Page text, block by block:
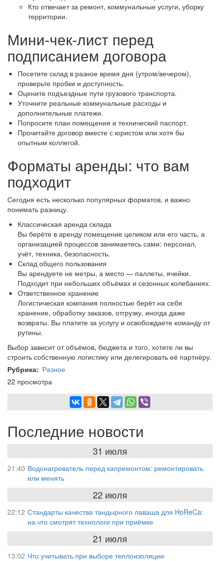
Кто отвечает за ремонт, коммунальные услуги, уборку
территории.
Мини-чек‑лист перед
подписанием договора
Посетите склад в разное время дня (утром/вечером),
проверьте пробки и доступность.
Оцените подъездные пути грузового транспорта.
Уточните реальные коммунальные расходы и
дополнительные платежи.
Попросите план помещения и технический паспорт.
Прочитайте договор вместе с юристом или хотя бы
опытным коллегой.
Форматы аренды: что вам
подходит
Сегодня есть несколько популярных форматов, и важно
понимать разницу.
Классическая аренда склада
Вы берёте в аренду помещение целиком или его часть, а
организацией процессов занимаетесь сами: персонал,
учёт, техника, безопасность.
Склад общего пользования
Вы арендуете не метры, а место — паллеты, ячейки.
Подходит при небольших объёмах и сезонных колебаниях.
Ответственное хранение
Логистическая компания полностью берёт на себя
хранение, обработку заказов, отгрузку, иногда даже
возвраты. Вы платите за услугу и освобождаете команду от
рутины.
Выбор зависит от объёмов, бюджета и того, хотите ли вы
строить собственную логистику или делегировать её партнёру.
Рубрика
Разное
22 просмотра
Последние новости
31 июля
21:40 Водонагреватель перед капремонтом: ремонтировать
или менять
22 июля
22:12 Стандарты качества тандырного лаваша для HoReCa:
на что смотрят технологи при приёмке
21 июля
13:02 Что учитывать при выборе теплоизоляции